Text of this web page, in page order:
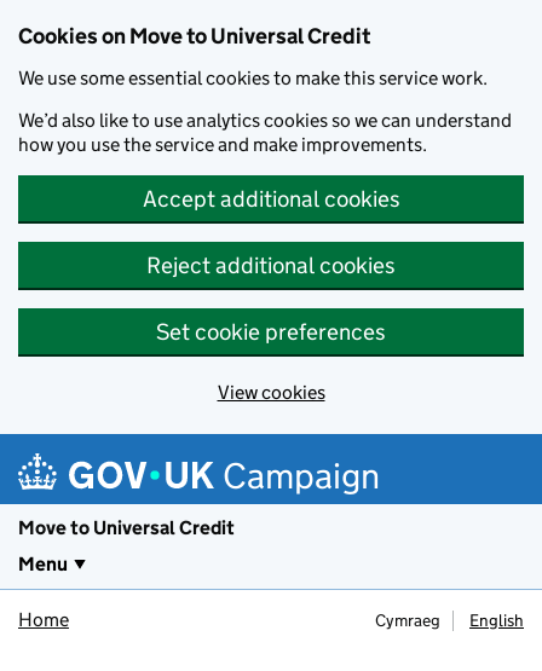
Cookies on Move to Universal Credit
We use some essential cookies to make this service work.
We’d also like to use analytics cookies so we can understand
how you use the service and make improvements.
Accept additional cookies
Reject additional cookies
Set cookie preferences
View cookies
Campaign
Move to Universal Credit
Menu
Home Cymraeg English